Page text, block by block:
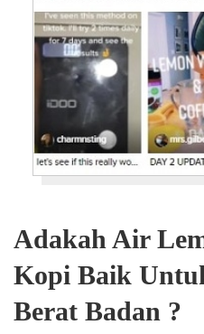
Adakah Air
Kopi Baik
Berat Badan ?